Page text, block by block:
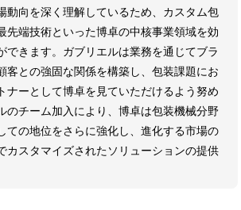
動向を深く理解しているため、カスタム包
先端技術といった博卓の中核事業領域を効
できます。ガブリエルは業務を通じてブラ
客との強固な関係を構築し、包装課題にお
ナーとして博卓を見ていただけるよう努め
のチーム加入により、博卓は包装機械分野
ての地位をさらに強化し、進化する市場の
カスタマイズされたソリューションの提供